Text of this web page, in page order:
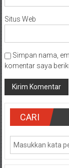
Situs Web
Simpan nama,
komentar saya
CARI